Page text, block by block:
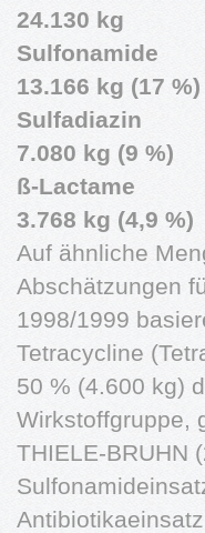
24.130 kg
Sulfonamide
13.166 kg (17 %)
Sulfadiazin
7.080 kg (9 %)
ß-Lactame
3.768 kg (4,9 %)
Auf ähnliche
Abschätzungen
1998/1999
Tetracycline
50 % (4.600 kg)
Wirkstoffgruppe,
THIELE-BRUHN